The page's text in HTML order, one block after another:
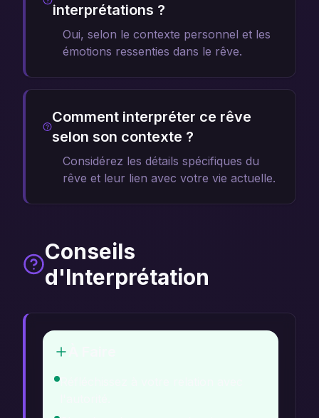
interprétations ?
Oui, selon le contexte personnel et les
émotions ressenties dans le rêve.
Comment interpréter ce rêve
selon son contexte ?
Considérez les détails spécifiques du
rêve et leur lien avec votre vie actuelle.
Conseils
d'Interprétation